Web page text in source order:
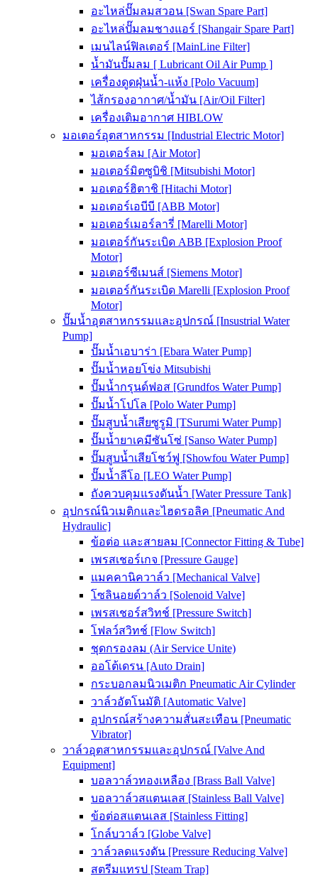
อะไหล่ปั๊มลมสวอน [Swan Spare Part]
อะไหล่ปั๊มลมชางแอร์ [Shangair Spare Part]
เมนไลน์ฟิลเตอร์ [MainLine Filter]
น้ำมันปั๊มลม [ Lubricant Oil Air Pump ]
เครื่องดูดฝุ่นน้ำ-แห้ง [Polo Vacuum]
ไส้กรองอากาศ/น้ำมัน [Air/Oil Filter]
เครื่องเติมอากาศ HIBLOW
มอเตอร์อุตสาหกรรม [Industrial Electric Motor]
มอเตอร์ลม [Air Motor]
มอเตอร์มิตซูบิชิ [Mitsubishi Motor]
มอเตอร์ฮิตาชิ [Hitachi Motor]
มอเตอร์เอบีบี [ABB Motor]
มอเตอร์เมอร์ลารี่ [Marelli Motor]
มอเตอร์กันระเบิด ABB [Explosion Proof
Motor]
มอเตอร์ซีเมนส์ [Siemens Motor]
มอเตอร์กันระเบิด Marelli [Explosion Proof
Motor]
ปั๊มน้ำอุตสาหกรรมและอุปกรณ์ [Insustrial Water
Pump]
ปั๊มน้ำเอบาร่า [Ebara Water Pump]
ปั๊มน้ำหอยโข่ง Mitsubishi
ปั๊มน้ำกรุนด์ฟอส [Grundfos Water Pump]
ปั๊มน้ำโปโล [Polo Water Pump]
ปั๊มสูบน้ำเสียซูรูมิ [TSurumi Water Pump]
ปั๊มน้ำยาเคมีซันโซ่ [Sanso Water Pump]
ปั๊มสูบน้ำเสียโชว์ฟู [Showfou Water Pump]
ปั๊มน้ำลีโอ [LEO Water Pump]
ถังควบคุมแรงดันน้ำ [Water Pressure Tank]
อุปกรณ์นิวเมติกและไฮดรอลิค [Pneumatic And
Hydraulic]
ข้อต่อ และสายลม [Connector Fitting & Tube]
เพรสเชอร์เกจ [Pressure Gauge]
แมคคานิควาล์ว [Mechanical Valve]
โซลินอยด์วาล์ว [Solenoid Valve]
เพรสเชอร์สวิทช์ [Pressure Switch]
โฟลว์สวิทช์ [Flow Switch]
ชุดกรองลม (Air Service Unite)
ออโต้เดรน [Auto Drain]
กระบอกลมนิวเมติก Pneumatic Air Cylinder
วาล์วอัตโนมัติ [Automatic Valve]
อุปกรณ์สร้างความสั่นสะเทือน [Pneumatic
Vibrator]
วาล์วอุตสาหกรรมและอุปกรณ์ [Valve And
Equipment]
บอลวาล์วทองเหลือง [Brass Ball Valve]
บอลวาล์วสแตนเลส [Stainless Ball Valve]
ข้อต่อสแตนเลส [Stainless Fitting]
โกล์บวาล์ว [Globe Valve]
วาล์วลดแรงดัน [Pressure Reducing Valve]
สตรีมแทรป [Steam Trap]